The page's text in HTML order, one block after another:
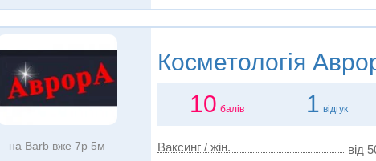
на Barb вже 7р 5м
Косметологія
10 балів 1 відгук
Ваксинг / жін.
від